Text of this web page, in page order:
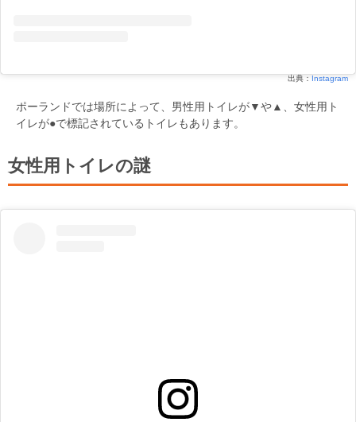
出典： Instagram
ポーランドでは場所によって、男性用トイレが▼や▲、女性用ト
イレが●で標記されているトイレもあります。
女性用トイレの謎